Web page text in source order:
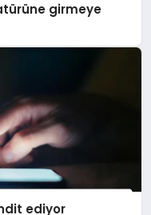
girmeye
ediyor